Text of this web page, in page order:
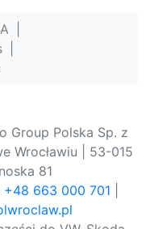
Group Polska Sp. z
Wrocławiu | 53-015
81
+48 663 000 701